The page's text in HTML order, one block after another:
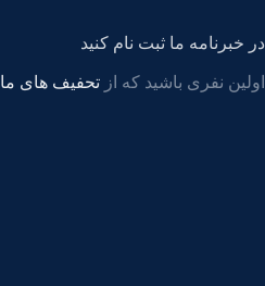
در خبرنامه ما ثبت نام کنید
اولین نفری باشید که از تحفیف های ما